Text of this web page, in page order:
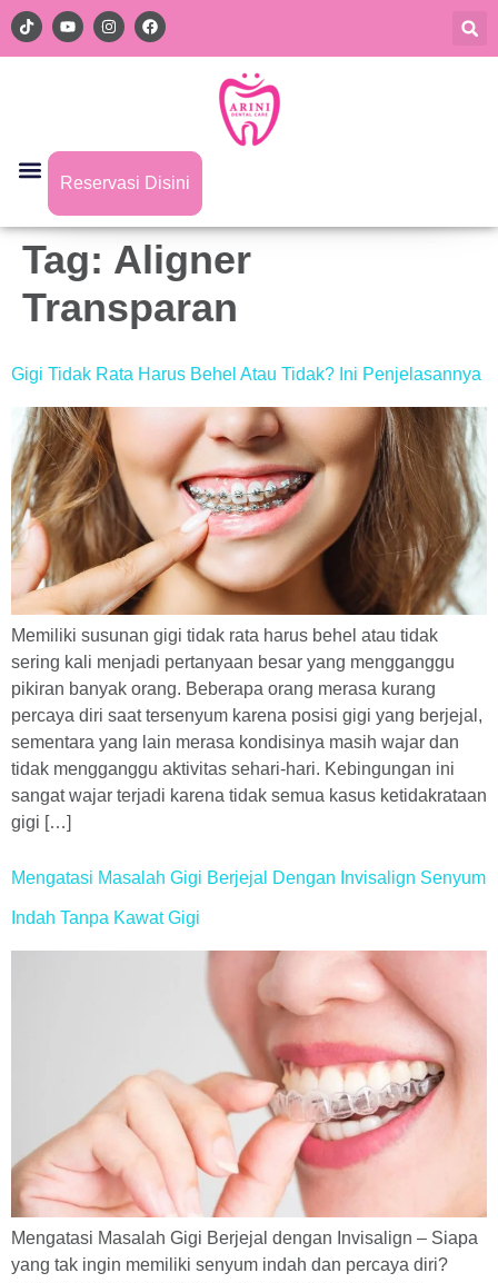
Reservasi Disini
Tag: Aligner
Transparan
Gigi Tidak Rata Harus Behel Atau Tidak? Ini Penjelasannya
Memiliki susunan gigi tidak rata harus behel atau tidak
sering kali menjadi pertanyaan besar yang mengganggu
pikiran banyak orang. Beberapa orang merasa kurang
percaya diri saat tersenyum karena posisi gigi yang berjejal,
sementara yang lain merasa kondisinya masih wajar dan
tidak mengganggu aktivitas sehari-hari. Kebingungan ini
sangat wajar terjadi karena tidak semua kasus ketidakrataan
gigi […]
Mengatasi Masalah Gigi Berjejal Dengan Invisalign Senyum
Indah Tanpa Kawat Gigi
Mengatasi Masalah Gigi Berjejal dengan Invisalign – Siapa
yang tak ingin memiliki senyum indah dan percaya diri?